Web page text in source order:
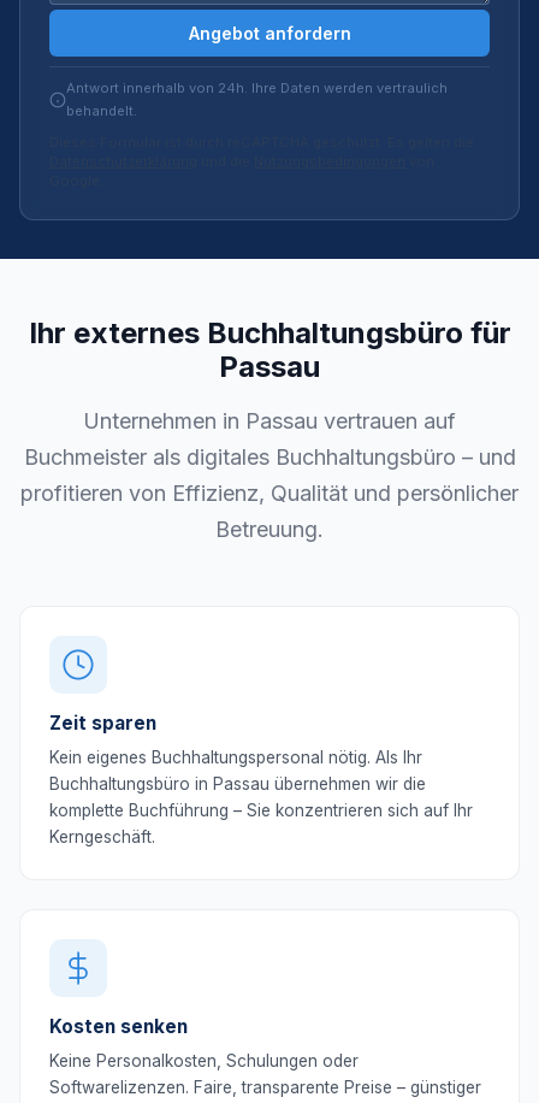
Angebot anfordern
Antwort innerhalb von 24h. Ihre Daten werden vertraulich
behandelt.
Ihr externes Buchhaltungsbüro für
Passau
Unternehmen in Passau vertrauen auf
Buchmeister als digitales Buchhaltungsbüro – und
profitieren von Effizienz, Qualität und persönlicher
Betreuung.
Zeit sparen
Kein eigenes Buchhaltungspersonal nötig. Als Ihr
Buchhaltungsbüro in Passau übernehmen wir die
komplette Buchführung – Sie konzentrieren sich auf Ihr
Kerngeschäft.
Kosten senken
Keine Personalkosten, Schulungen oder
Softwarelizenzen. Faire, transparente Preise – günstiger